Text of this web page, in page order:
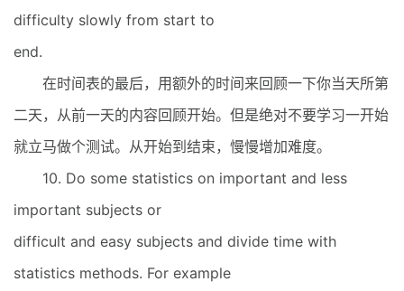
difficulty slowly from start to
end.
在时间表的最后，用额外的时间来回顾一下你当天所第
二天，从前一天的内容回顾开始。但是绝对不要学习一开始
就立马做个测试。从开始到结束，慢慢增加难度。
10. Do some statistics on important and less
important subjects or
difficult and easy subjects and divide time with
statistics methods. For example